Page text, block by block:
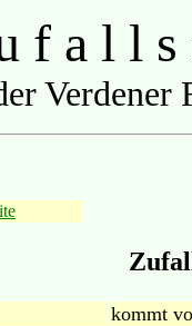
f a l l s
Verdener
kommt